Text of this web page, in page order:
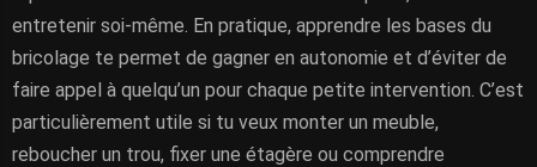
entretenir soi-même. En pratique, apprendre les bases du
bricolage te permet de gagner en autonomie et d’éviter de
faire appel à quelqu’un pour chaque petite intervention. C’est
particulièrement utile si tu veux monter un meuble,
reboucher un trou, fixer une étagère ou comprendre